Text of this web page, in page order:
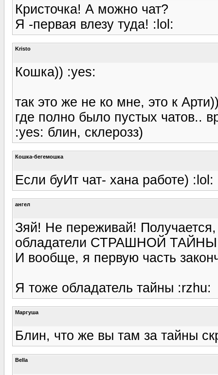
Кристочка! А можно чат?
Я -первая влезу туда! :lol:
Kristo
Кошка)) :yes:
так это же не ко мне, это к
где полно было пустых чатов..
:yes: блин, склерозз)
Кошка-бегемошка
Если буИт чат- хана работе) :lol:
ангел
Зяй! Не переживай!
обладатели СТРАШНОЙ
И вообще, я первую часть
Я тоже обладатель тайны :rzhu:
Маргуша
Блин, что же вы там за тайны
Bella